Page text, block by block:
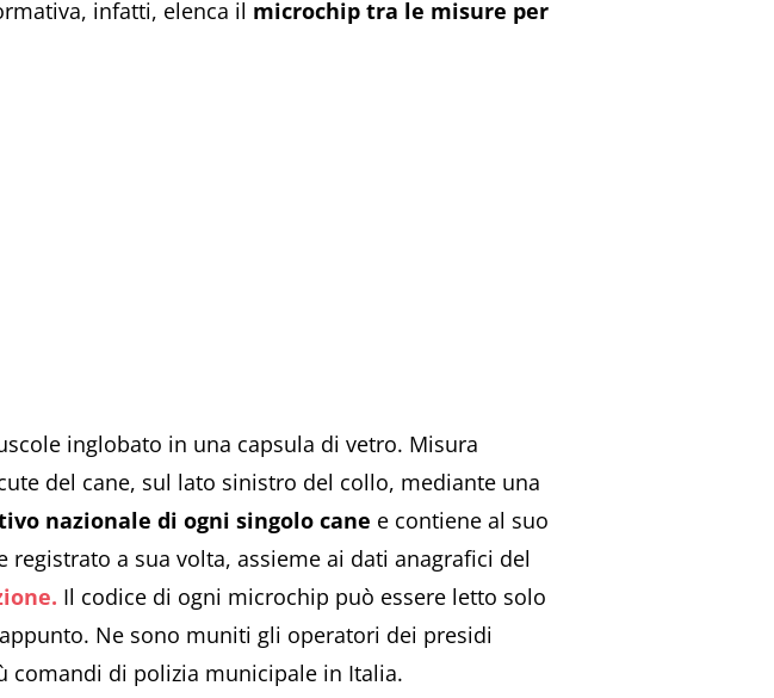
infatti, elenca il microchip tra le misure per
inglobato in una capsula di vetro. Misura
del cane, sul lato sinistro del collo, mediante una
nazionale di ogni singolo cane e contiene al suo
registrato a sua volta, assieme ai dati anagrafici del
Il codice di ogni microchip può essere letto solo
Ne sono muniti gli operatori dei presidi
comandi di polizia municipale in Italia.